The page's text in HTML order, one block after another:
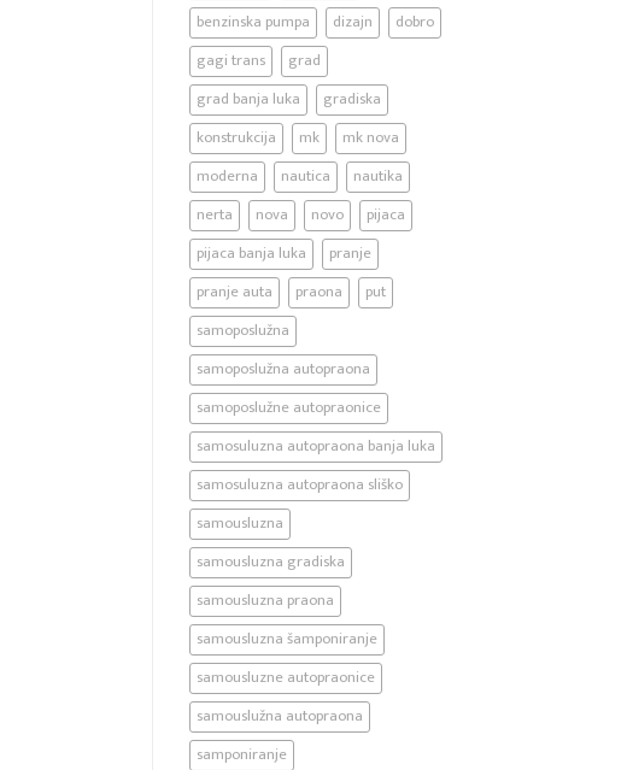
benzinska pumpa
dizajn
dobro
gagi trans
grad
grad banja luka
gradiska
konstrukcija
mk
mk nova
moderna
nautica
nautika
nerta
nova novo
pijaca
pijaca banja luka
pranje
pranje auta
praona
put
samoposlužna
samoposlužna autopraona
samoposlužne autopraonice
samosuluzna autopraona banja luka
samosuluzna autopraona sliško
samousluzna
samousluzna gradiska
samousluzna praona
samousluzna šamponiranje
samousluzne autopraonice
samouslužna autopraona
samponiranje